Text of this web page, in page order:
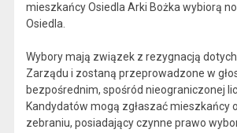
mieszkańcy Osiedla Arki Bożka wybiorą
Osiedla.
Wybory mają związek z rezygnacją
Zarządu i zostaną przeprowadzone w
bezpośrednim, spośród nieograniczonej
Kandydatów mogą zgłaszać mieszkańcy
zebraniu, posiadający czynne prawo